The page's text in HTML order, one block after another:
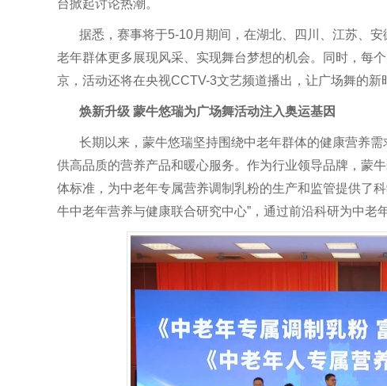
台掀起讨论热潮。
据悉，赛事将于5-10月期间，在湖北、四川、江苏、
老年群体更多展现风采、实现舞台梦想的机会。同时，每
京，活动还将在央视CCTV-3文艺频道播出，让广场舞的新
焕新升级 蒙牛悠瑞为广场舞活动注入奥运基因
长期以来，蒙牛悠瑞坚持围绕中老年群体的健康营养需
供高品质的营养产品和暖心服务。作为行业领导品牌，蒙
体标准，为中老年专属营养调制乳粉的生产和监管提供了
牛中老年营养与健康联合研究中心”，通过前沿科研为中老